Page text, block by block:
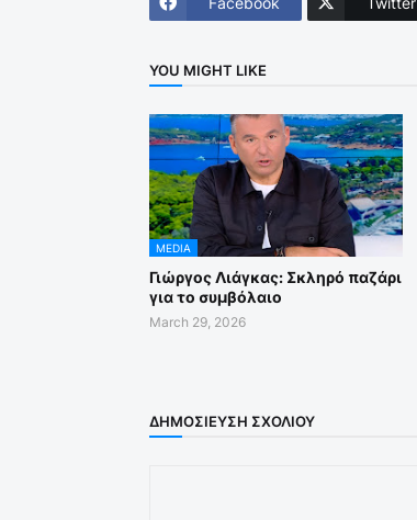
YOU MIGHT LIKE
MEDIA
Γιώργος Λιάγκας: Σκληρό παζάρι
για το συμβόλαιο
March 29, 2026
ΔΗΜΟΣΊΕΥΣΗ ΣΧΟΛΊΟΥ